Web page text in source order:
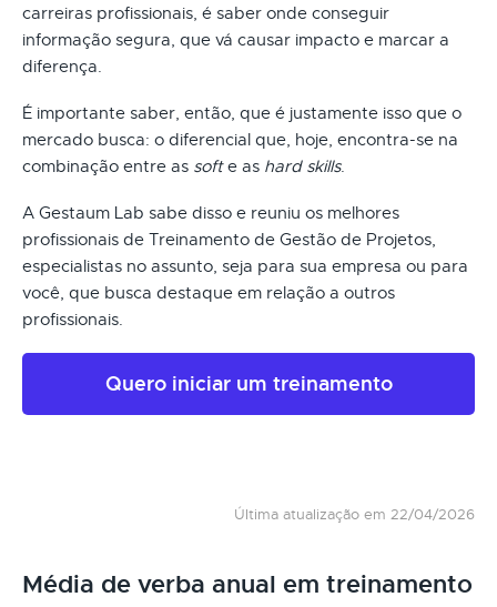
carreiras profissionais, é saber onde conseguir
informação segura, que vá causar impacto e marcar a
diferença.
É importante saber, então, que é justamente isso que o
mercado busca: o diferencial que, hoje, encontra-se na
combinação entre as softe as hard skills.
A Gestaum Lab sabe disso e reuniu os melhores
profissionais de Treinamento de Gestão de Projetos,
especialistas no assunto, seja para sua empresa ou para
você, que busca destaque em relação a outros
profissionais.
Quero iniciar um treinamento
Última atualização em 22/04/2026
Média de verba anual em treinamento